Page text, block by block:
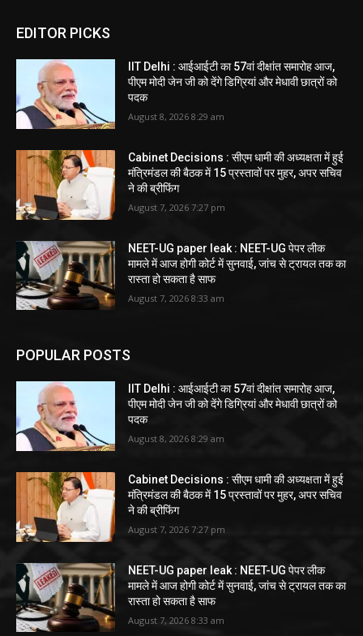
EDITOR PICKS
IIT Delhi : आईआईटी का 57वां दीक्षांत समारोह आज,
पीएम मोदी जेन जी को देंगे डिग्रियां और मेधावी छात्रों को
पदक
August 8, 2026 8:29 am
Cabinet Decisions : सीएम धामी की अध्यक्षता में हुई
मंत्रिमंडल की बैठक में 15 प्रस्तावों पर मुहर, अपर सचिव
ने की ब्रीफिंग
August 7, 2026 7:27 pm
NEET-UG paper leak : NEET-UG पेपर लीक
मामले में आज होगी कोर्ट में सुनवाई, जांच से ट्रायल तक का
रास्ता हो सकता है साफ
August 7, 2026 8:33 am
POPULAR POSTS
IIT Delhi : आईआईटी का 57वां दीक्षांत समारोह आज,
पीएम मोदी जेन जी को देंगे डिग्रियां और मेधावी छात्रों को
पदक
August 8, 2026 8:29 am
Cabinet Decisions : सीएम धामी की अध्यक्षता में हुई
मंत्रिमंडल की बैठक में 15 प्रस्तावों पर मुहर, अपर सचिव
ने की ब्रीफिंग
August 7, 2026 7:27 pm
NEET-UG paper leak : NEET-UG पेपर लीक
मामले में आज होगी कोर्ट में सुनवाई, जांच से ट्रायल तक का
रास्ता हो सकता है साफ
August 7, 2026 8:33 am